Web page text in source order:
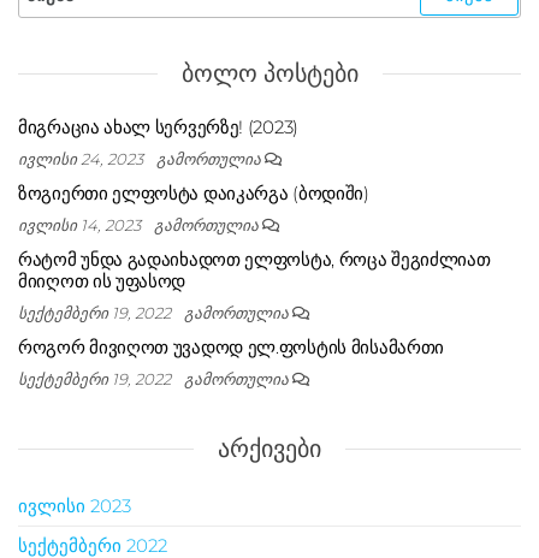
ᲑᲝᲚᲝ ᲞᲝᲡᲢᲔᲑᲘ
მიგრაცია ახალ სერვერზე! (2023)
ივლისი 24, 2023 გამორთულია
ზოგიერთი ელფოსტა დაიკარგა (ბოდიში)
ივლისი 14, 2023 გამორთულია
რატომ უნდა გადაიხადოთ ელფოსტა, როცა შეგიძლიათ
მიიღოთ ის უფასოდ
სექტემბერი 19, 2022 გამორთულია
როგორ მივიღოთ უვადოდ ელ.ფოსტის მისამართი
სექტემბერი 19, 2022 გამორთულია
ᲐᲠᲥᲘᲕᲔᲑᲘ
ივლისი 2023
სექტემბერი 2022